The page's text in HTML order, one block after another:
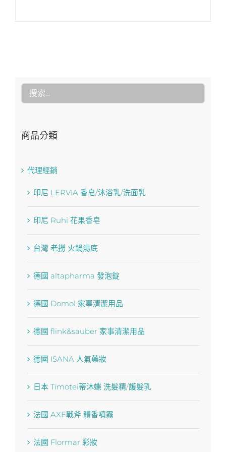
商品分類
代理經銷
印尼 LERVIA 香皂/沐浴乳/洗面乳
印尼 Ruhi 花果香皂
台灣 老撈 火鍋湯底
德國 altapharma 發泡錠
德國 Domol 家事清潔用品
德國 flink&sauber 家事清潔用品
德國 ISANA 人氣藥妝
日本 Timotei蒂沐蝶 洗髮精/護髮乳
法國 AXE戰斧 體香噴霧
法國 Flormar 彩妝